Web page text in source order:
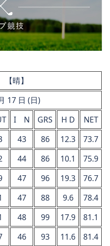
晴】
17 日 (日)
I N GRS H D
NET
43 86 12.3
73.7
44 86 10.1
75.9
47 96 19.3
76.7
47 88 9.6
78.4
48 99 17.9
81.1
46 93 11.6
81.4